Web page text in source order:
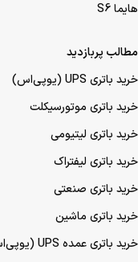
هایما S6
مطالب پربازدید
خرید باتری UPS (یو‌پی‌اس)
خرید باتری موتورسیکلت
خرید باتری لیتیومی
خرید باتری لیفتراک
خرید باتری صنعتی
خرید باتری ماشین
خرید باتری عمده UPS (یو‌پی‌اس)